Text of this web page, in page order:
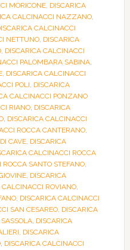
MORICONE, DISCARICA
CALCINACCI NAZZANO,
CALCINACCI
NETTUNO, DISCARICA
, DISCARICA CALCINACCI
PALOMBARA SABINA,
, DISCARICA CALCINACCI
POLI, DISCARICA
CALCINACCI PONZANO
RIANO, DISCARICA
, DISCARICA CALCINACCI
ROCCA CANTERANO,
CAVE, DISCARICA
CALCINACCI ROCCA
SANTO STEFANO,
, DISCARICA
CALCINACCI ROVIANO,
, DISCARICA CALCINACCI
SAN CESAREO, DISCARICA
, DISCARICA
, DISCARICA
, DISCARICA CALCINACCI